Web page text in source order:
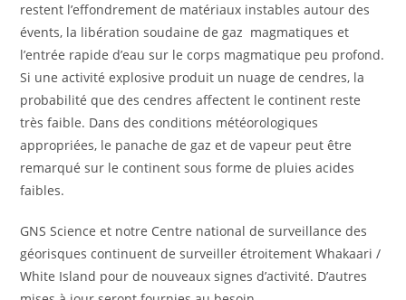
restent l’effondrement de matériaux instables autour des
évents, la libération soudaine de gaz magmatiques et
l’entrée rapide d’eau sur le corps magmatique peu profond.
Si une activité explosive produit un nuage de cendres, la
probabilité que des cendres affectent le continent reste
très faible. Dans des conditions météorologiques
appropriées, le panache de gaz et de vapeur peut être
remarqué sur le continent sous forme de pluies acides
faibles.
GNS Science et notre Centre national de surveillance des
géorisques continuent de surveiller étroitement Whakaari /
White Island pour de nouveaux signes d’activité. D’autres